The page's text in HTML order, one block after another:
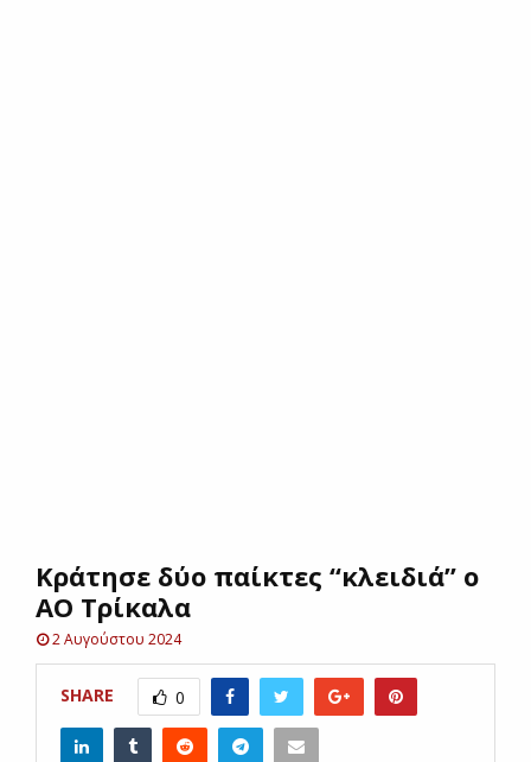
UΚράτησε δύο παίκτες “κλειδιά” ο
ΑΟ Τρίκαλα
2 Αυγούστου 2024
SHARE 0